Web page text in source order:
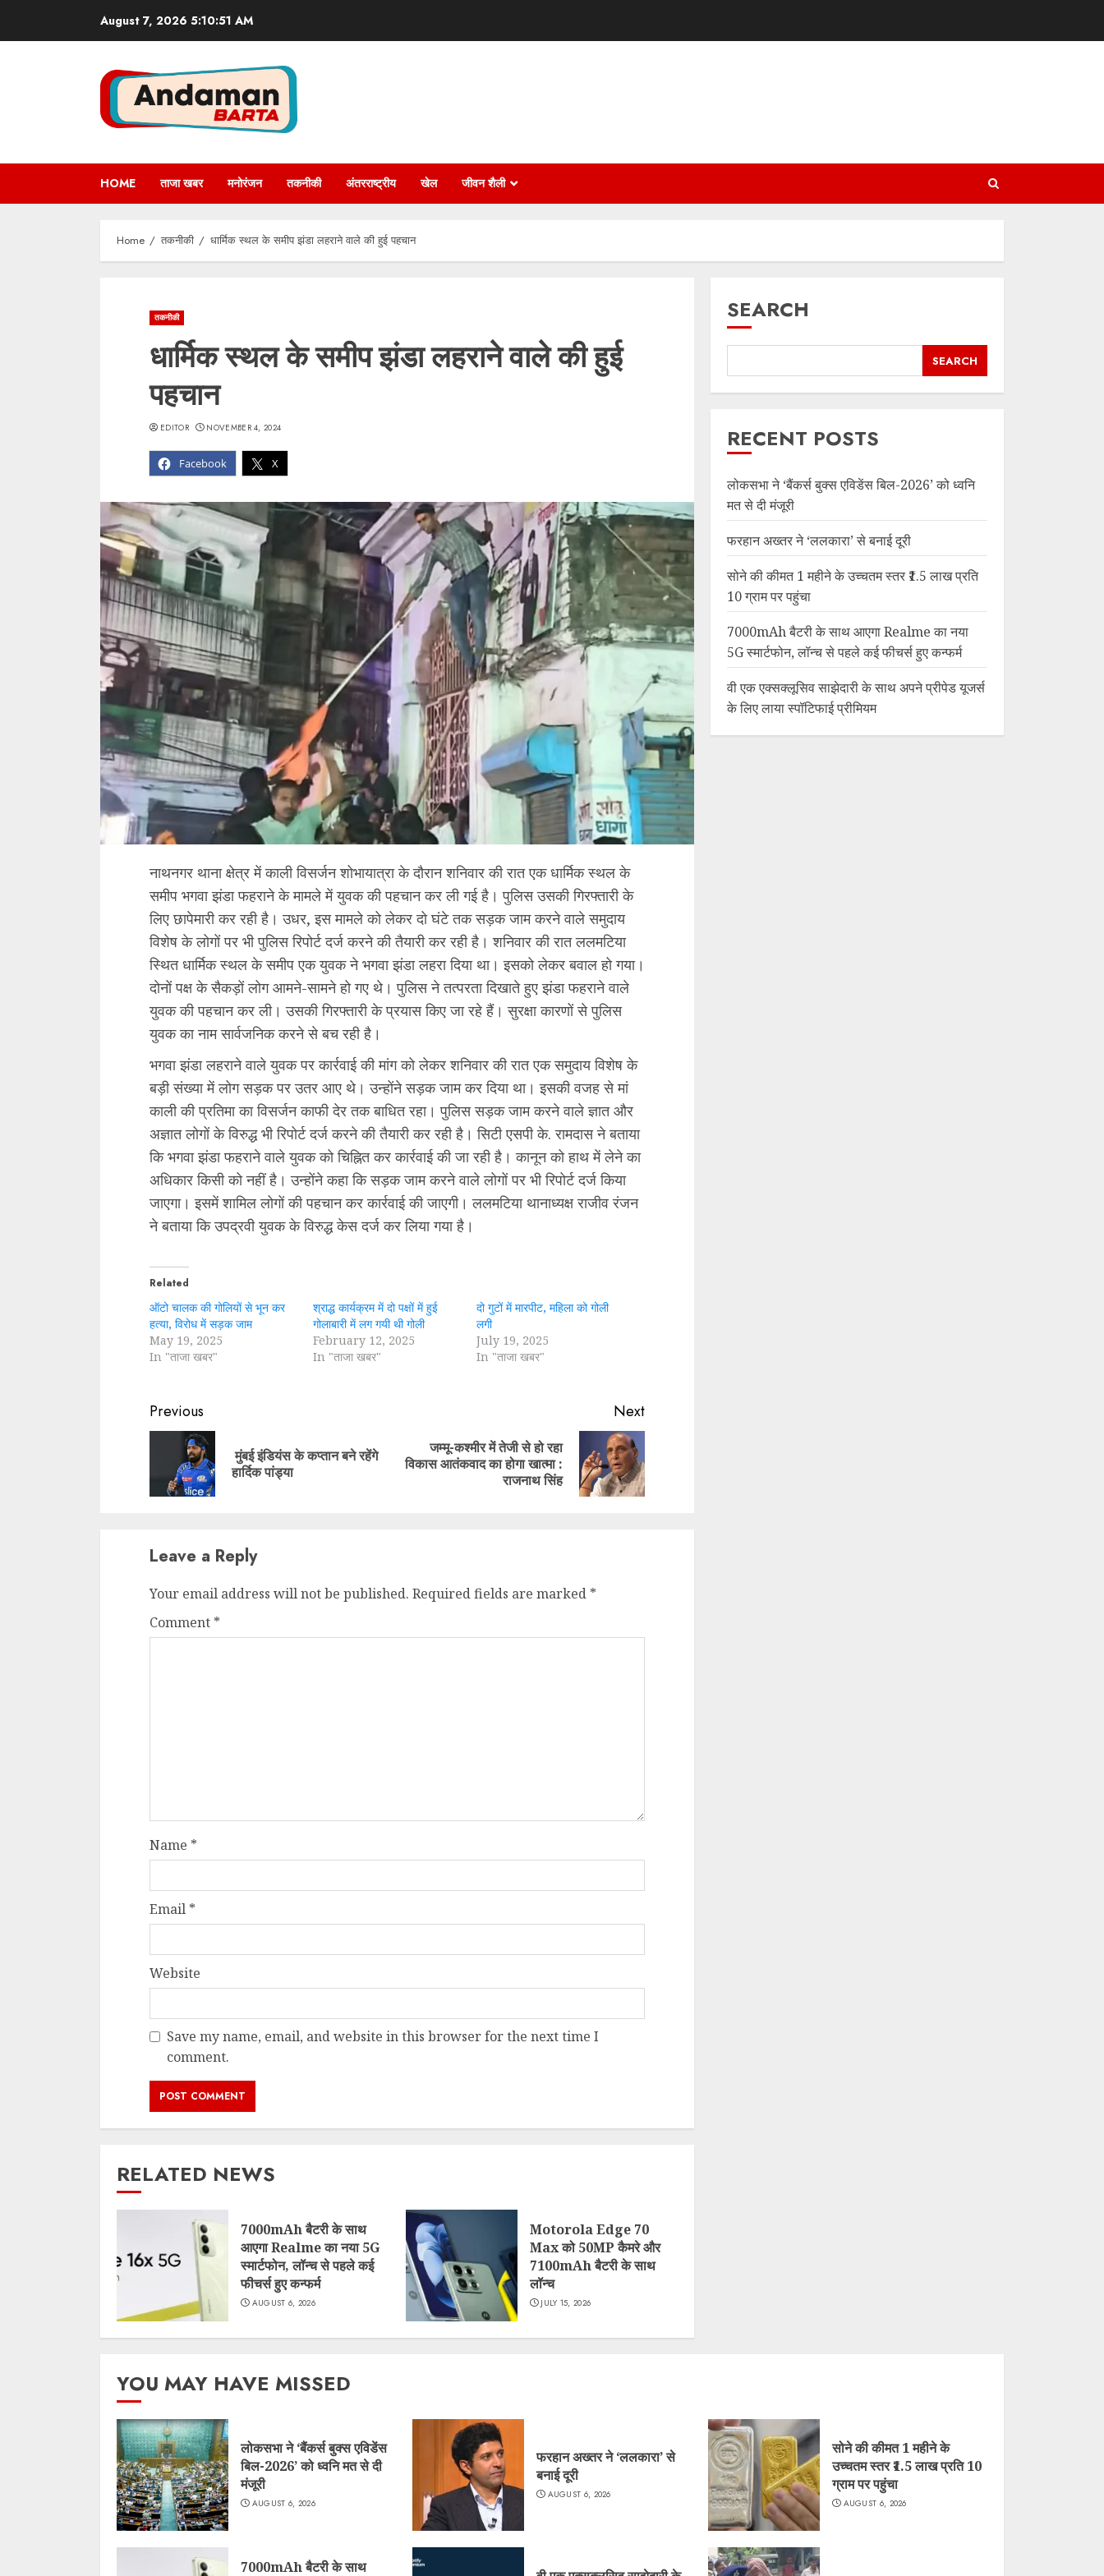
August 7, 2026 5:10:52 AM
HOME ताजा खबर मनोरंजन तकनीकी अंतरराष्ट्रीय खेल जीवन शैली
Home तकनीकी धार्मिक स्थल के समीप झंडा लहराने वाले की हुई पहचान
तकनीकी
धार्मिक स्थल के समीप झंडा लहराने वाले की हुई
पहचान
Facebook X
EDITOR NOVEMBER 4, 2024
नाथनगर थाना क्षेत्र में काली विसर्जन शोभायात्रा के दौरान शनिवार की रात एक धार्मिक स्थल के
समीप भगवा झंडा फहराने के मामले में युवक की पहचान कर ली गई है। पुलिस उसकी गिरफ्तारी के
लिए छापेमारी कर रही है। उधर, इस मामले को लेकर दो घंटे तक सड़क जाम करने वाले समुदाय
विशेष के लोगों पर भी पुलिस रिपोर्ट दर्ज करने की तैयारी कर रही है। शनिवार की रात ललमटिया
स्थित धार्मिक स्थल के समीप एक युवक ने भगवा झंडा लहरा दिया था। इसको लेकर बवाल हो गया।
दोनों पक्ष के सैकड़ों लोग आमने-सामने हो गए थे। पुलिस ने तत्परता दिखाते हुए झंडा फहराने वाले
युवक की पहचान कर ली। उसकी गिरफ्तारी के प्रयास किए जा रहे हैं। सुरक्षा कारणों से पुलिस
युवक का नाम सार्वजनिक करने से बच रही है।
भगवा झंडा लहराने वाले युवक पर कार्रवाई की मांग को लेकर शनिवार की रात एक समुदाय विशेष के
बड़ी संख्या में लोग सड़क पर उतर आए थे। उन्होंने सड़क जाम कर दिया था। इसकी वजह से मां
काली की प्रतिमा का विसर्जन काफी देर तक बाधित रहा। पुलिस सड़क जाम करने वाले ज्ञात और
अज्ञात लोगों के विरुद्ध भी रिपोर्ट दर्ज करने की तैयारी कर रही है। सिटी एसपी के. रामदास ने बताया
कि भगवा झंडा फहराने वाले युवक को चिह्नित कर कार्रवाई की जा रही है। कानून को हाथ में लेने का
अधिकार किसी को नहीं है। उन्होंने कहा कि सड़क जाम करने वाले लोगों पर भी रिपोर्ट दर्ज किया
जाएगा। इसमें शामिल लोगों की पहचान कर कार्रवाई की जाएगी। ललमटिया थानाध्यक्ष राजीव रंजन
ने बताया कि उपद्रवी युवक के विरुद्ध केस दर्ज कर लिया गया है।
Related
ऑटो चालक की गोलियों से भून कर
हत्या, विरोध में सड़क जाम
May 19, 2025
In "ताजा खबर"
श्राद्ध कार्यक्रम में दो पक्षों में हुई
गोलाबारी में लग गयी थी गोली
February 12, 2025
In "ताजा खबर"
दो गुटों में मारपीट, महिला को गोली
लगी
July 19, 2025
In "ताजा खबर"
Continue
Reading
Previous
Previous
मुंबई इंडियंस के कप्तान बने रहेंगे
हार्दिक पांड्या
Next
Next
जम्मू-कश्मीर में तेजी से हो रहा
विकास आतंकवाद का होगा खात्मा :
राजनाथ सिंह
Leave a Reply
Your email address will not be published. Required fields are marked *
Comment *
Name *
Email *
Website
Save my name, email, and website in this browser for the next time I
comment.
RELATED NEWS
7000mAh बैटरी के साथ
आएगा Realme का नया 5G
स्मार्टफोन, लॉन्च से पहले कई
फीचर्स हुए कन्फर्म
AUGUST 6, 2026
Motorola Edge 70
Max को 50MP कैमरे और
7100mAh बैटरी के साथ
लॉन्च
JULY 15, 2026
SEARCH
SEARCH
RECENT POSTS
लोकसभा ने ‘बैंकर्स बुक्स एविडेंस बिल-2026’ को ध्वनि
मत से दी मंजूरी
फरहान अख्तर ने ‘ललकारा’ से बनाई दूरी
सोने की कीमत 1 महीने के उच्चतम स्तर ₹1.5 लाख प्रति
10 ग्राम पर पहुंचा
7000mAh बैटरी के साथ आएगा Realme का नया
5G स्मार्टफोन, लॉन्च से पहले कई फीचर्स हुए कन्फर्म
वी एक एक्सक्लूसिव साझेदारी के साथ अपने प्रीपेड यूजर्स
के लिए लाया स्पॉटिफाई प्रीमियम
YOU MAY HAVE MISSED
लोकसभा ने ‘बैंकर्स बुक्स एविडेंस
बिल-2026’ को ध्वनि मत से दी
मंजूरी
AUGUST 6, 2026
फरहान अख्तर ने ‘ललकारा’ से
बनाई दूरी
AUGUST 6, 2026
सोने की कीमत 1 महीने के
उच्चतम स्तर ₹1.5 लाख प्रति 10
ग्राम पर पहुंचा
AUGUST 6, 2026
7000mAh बैटरी के साथ